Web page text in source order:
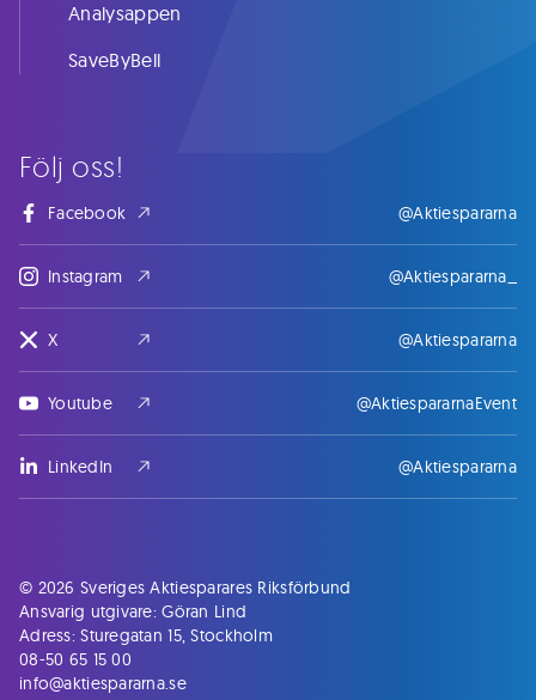
Följ oss!
Facebook @Aktiespararna
Instagram @Aktiespararna_
X @Aktiespararna
Youtube @AktiespararnaEvent
LinkedIn @Aktiespararna
Analysappen
SaveByBell
© 2026 Sveriges Aktiesparares Riksförbund
Ansvarig utgivare: Göran Lind
Adress: Sturegatan 15, Stockholm
08-50 65 15 00
info@aktiespararna.se